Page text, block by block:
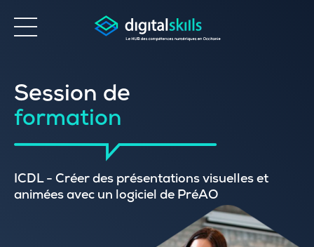
Accessibilité
Session de
formation
ICDL - Créer des présentations visuelles et
animées avec un logiciel de PréAO